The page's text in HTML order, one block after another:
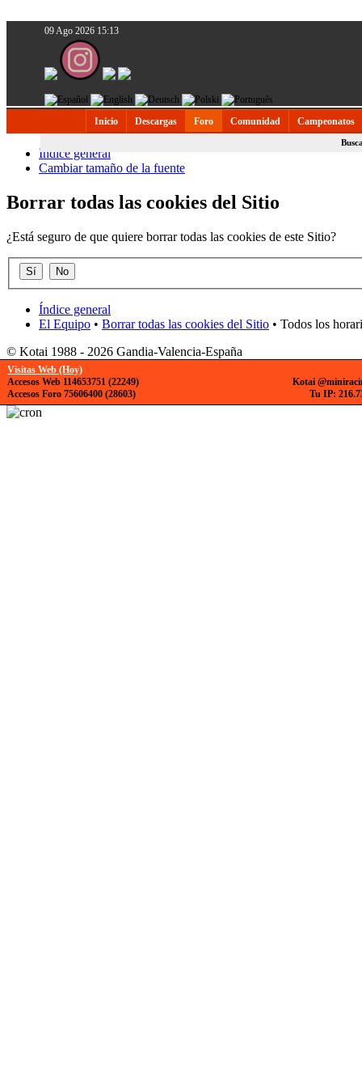
09 Ago 2026 15:13
Inicio Descargas Foro Comunidad Campeonatos
Índice general
Cambiar tamaño de la fuente
Borrar todas las cookies del Sitio
¿Está seguro de que quiere borrar todas las cookies de este Sitio?
Índice general
El Equipo • Borrar todas las cookies del Sitio • Todos los
© Kotai 1988 - 2026 Gandia-Valencia-España
Visitas Web (Hoy)
Accesos Web 114653751 (22249)
Accesos Foro 75606400 (28603)
Kotai
Tu IP: